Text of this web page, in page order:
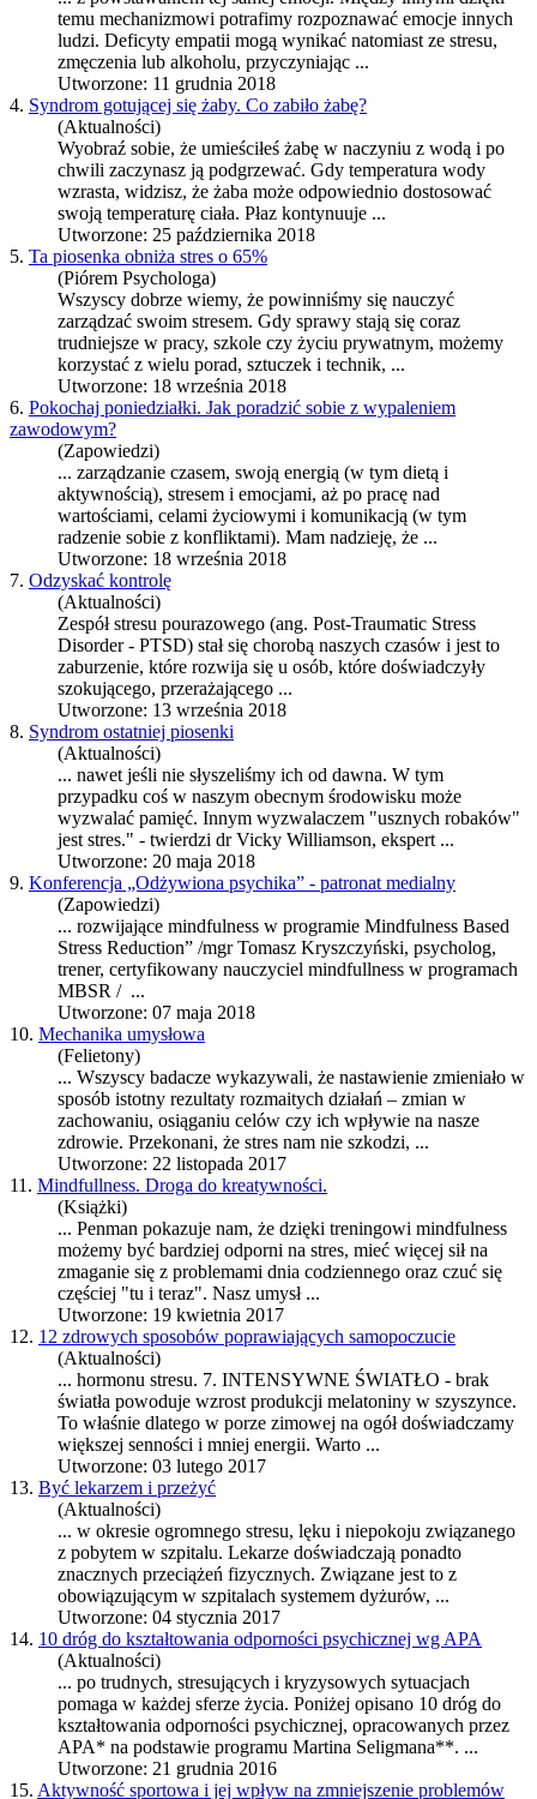
temu mechanizmowi potrafimy rozpoznawać emocje innych
ludzi. Deficyty empatii mogą wynikać natomiast ze stresu,
zmęczenia lub alkoholu, przyczyniając ...
Utworzone: 11 grudnia 2018
4. Syndrom gotującej się żaby. Co zabiło żabę?
(Aktualności)
Wyobraź sobie, że umieściłeś żabę w naczyniu z wodą i po
chwili zaczynasz ją podgrzewać. Gdy temperatura wody
wzrasta, widzisz, że żaba może odpowiednio dostosować
swoją temperaturę ciała. Płaz kontynuuje ...
Utworzone: 25 października 2018
5. Ta piosenka obniża stres o 65%
(Piórem Psychologa)
Wszyscy dobrze wiemy, że powinniśmy się nauczyć
zarządzać swoim stresem. Gdy sprawy stają się coraz
trudniejsze w pracy, szkole czy życiu prywatnym, możemy
korzystać z wielu porad, sztuczek i technik, ...
Utworzone: 18 września 2018
6. Pokochaj poniedziałki. Jak poradzić sobie z wypaleniem
zawodowym?
(Zapowiedzi)
... zarządzanie czasem, swoją energią (w tym dietą i
aktywnością), stresem i emocjami, aż po pracę nad
wartościami, celami życiowymi i komunikacją (w tym
radzenie sobie z konfliktami). Mam nadzieję, że ...
Utworzone: 18 września 2018
7. Odzyskać kontrolę
(Aktualności)
Zespółstresu pourazowego (ang. Post-Traumatic Stress
Disorder - PTSD) stał się chorobą naszych czasów i jest to
zaburzenie, które rozwija się u osób, które doświadczyły
szokującego, przerażającego ...
Utworzone: 13 września 2018
8. Syndrom ostatniej piosenki
(Aktualności)
... nawet jeśli nie słyszeliśmy ich od dawna. W tym
przypadku coś w naszym obecnym środowisku może
wyzwalać pamięć. Innym wyzwalaczem "usznych robaków"
jest stres." - twierdzi dr Vicky Williamson, ekspert ...
Utworzone: 20 maja 2018
9. Konferencja „Odżywiona psychika” - patronat medialny
(Zapowiedzi)
... rozwijające mindfulness w programie Mindfulness Based
Stress Reduction” /mgr Tomasz Kryszczyński, psycholog,
trener, certyfikowany nauczyciel mindfullness w programach
MBSR / ...
Utworzone: 07 maja 2018
10. Mechanika umysłowa
(Felietony)
... Wszyscy badacze wykazywali, że nastawienie zmieniało w
sposób istotny rezultaty rozmaitych działań – zmian w
zachowaniu, osiąganiu celów czy ich wpływie na nasze
zdrowie. Przekonani, że stres nam nie szkodzi, ...
Utworzone: 22 listopada 2017
11. Mindfullness. Droga do kreatywności.
(Książki)
... Penman pokazuje nam, że dzięki treningowi mindfulness
możemy być bardziej odporni na stres, mieć więcej sił na
zmaganie się z problemami dnia codziennego oraz czuć się
częściej "tu i teraz". Nasz umysł ...
Utworzone: 19 kwietnia 2017
12. 12 zdrowych sposobów poprawiających samopoczucie
(Aktualności)
... hormonu stresu. 7. INTENSYWNE ŚWIATŁO - brak
światła powoduje wzrost produkcji melatoniny w szyszynce.
To właśnie dlatego w porze zimowej na ogół doświadczamy
większej senności i mniej energii. Warto ...
Utworzone: 03 lutego 2017
13. Być lekarzem i przeżyć
(Aktualności)
... w okresie ogromnego stresu, lęku i niepokoju związanego
z pobytem w szpitalu. Lekarze doświadczają ponadto
znacznych przeciążeń fizycznych. Związane jest to z
obowiązującym w szpitalach systemem dyżurów, ...
Utworzone: 04 stycznia 2017
14. 10 dróg do kształtowania odporności psychicznej wg APA
(Aktualności)
... po trudnych, stresujących i kryzysowych sytuacjach
pomaga w każdej sferze życia. Poniżej opisano 10 dróg do
kształtowania odporności psychicznej, opracowanych przez
APA* na podstawie programu Martina Seligmana**. ...
Utworzone: 21 grudnia 2016
15. Aktywność sportowa i jej wpływ na zmniejszenie problemów